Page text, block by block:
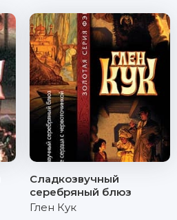
Сладкозвучный
серебряный блюз
Глен Кук